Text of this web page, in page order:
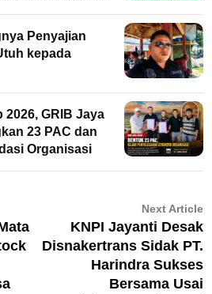
Penyajian
kepada
GRIB Jaya
23 PAC dan
Organisasi
Next Article
KNPI Jayanti Desak
Disnakertrans Sidak PT.
Harindra Sukses
Bersama Usai